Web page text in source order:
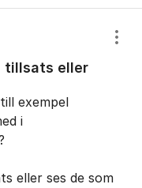
tillsats eller
exempel
i
eller ses de som